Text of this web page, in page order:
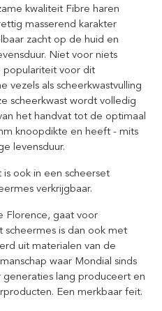
kwaliteit Fibre haren
masserend karakter
zacht op de huid en
Niet voor niets
voor dit
vezels als scheerkwastvulling
scheerkwast wordt volledig
het handvat tot de optimaal
knoopdikte en heeft - mits
levensduur.
ook in een scheerset
verkrijgbaar.
Florence, gaat voor
scheermes is dan ook met
uit materialen van de
waar Mondial sinds
generaties lang produceert en
Een merkbaar feit.